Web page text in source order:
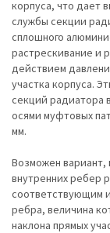
корпуса, что дает
службы секции
сплошного
растрескивание и
действием
участка корпуса.
секций радиатора
осями муфтовых
мм.
Возможен вариант,
внутренних ребер
соответствующим
ребра, величина
наклона прямых